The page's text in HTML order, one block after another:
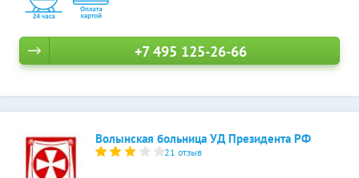
+7 495 125-26-66
Волынская больница УД Президента РФ
21 отзыв